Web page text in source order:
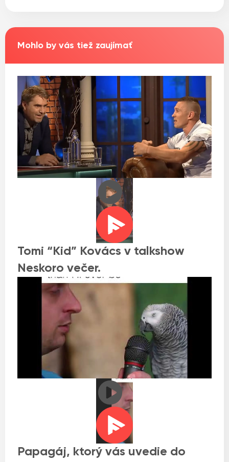
Mohlo by vás tiež zaujímať
Tomi “Kid” Kovács v talkshow
Neskoro večer.
Papagáj, ktorý vás uvedie do